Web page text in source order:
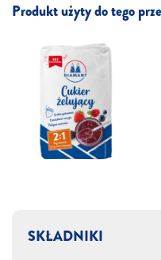
Produkt użyty do tego
SKŁADNIKI